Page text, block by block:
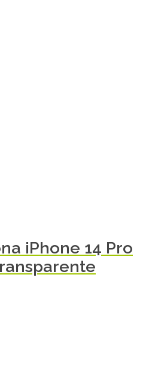
iPhone 14 Pro